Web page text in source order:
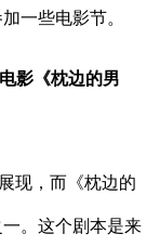
一些电影节。
影《枕边的男
现，而《枕边的
。这个剧本是来